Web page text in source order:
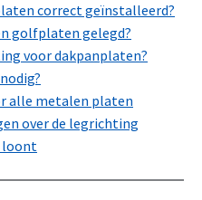
correct geïnstalleerd?
golfplaten gelegd?
voor dakpanplaten?
alle metalen platen
over de legrichting
loont